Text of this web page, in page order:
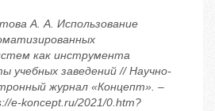
А. А. Использование
как инструмента
учебных заведений // Научно-
журнал «Концепт». –
e-koncept.ru/2021/0.htm?